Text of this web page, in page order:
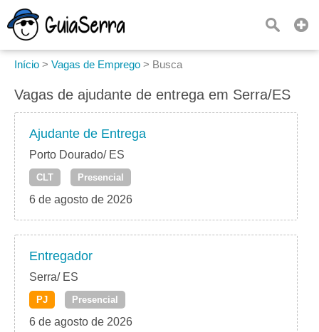
Início > Vagas de Emprego > Busca
Vagas de ajudante de entrega em Serra/ES
Ajudante de Entrega
Porto Dourado/ ES
CLT Presencial
6 de agosto de 2026
Entregador
Serra/ ES
PJ Presencial
6 de agosto de 2026